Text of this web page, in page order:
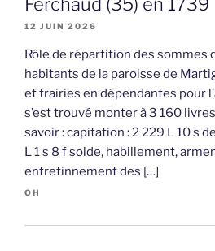
12 JUIN 2026
Rôle de répartition des sommes
habitants de la paroisse de
et frairies en dépendantes pour
s’est trouvé monter à 3 160
savoir : capitation : 2 229 L 10 s
L 1 s 8 f solde, habillement,
entretinnement des […]
OH